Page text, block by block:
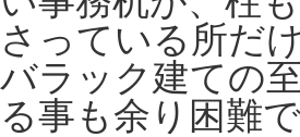
っている所だ
ラック建ての
事も余り困難